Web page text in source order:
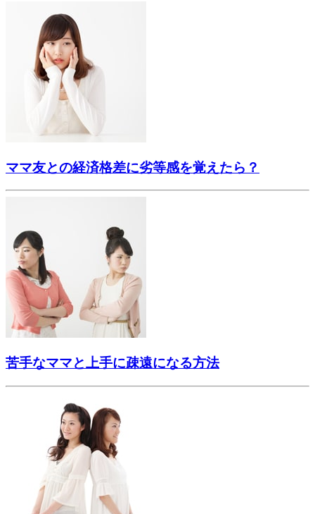
ママ友との経済格差に劣等感を覚えたら？
苦手なママと上手に疎遠になる方法